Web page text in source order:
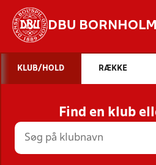
DBU BORNHOLM
STILLINGER,
HOLD
KLUB/HOLD RÆKKE
Find en klub